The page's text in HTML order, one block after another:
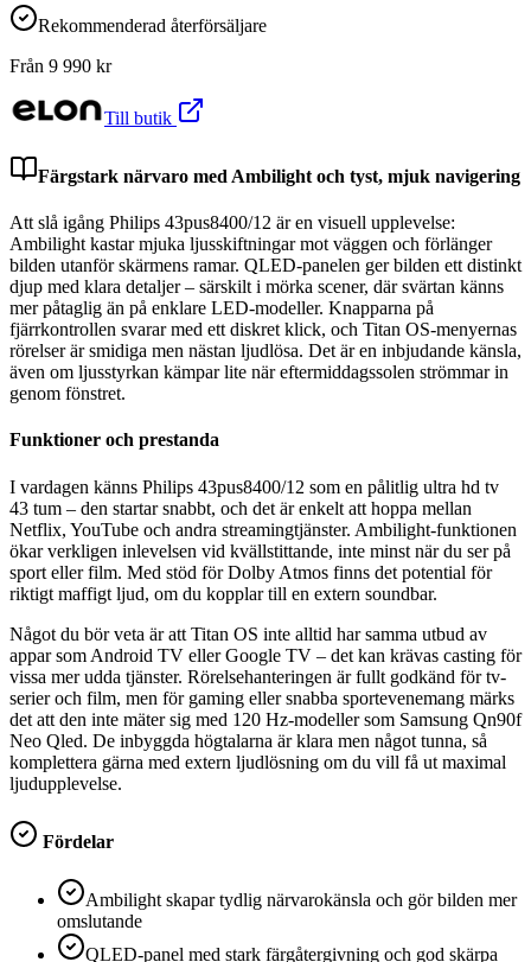
Rekommenderad återförsäljare
Från 9 990 kr
Till butik
Färgstark närvaro med Ambilight och tyst, mjuk navigering
Att slå igång Philips 43pus8400/12 är en visuell upplevelse:
Ambilight kastar mjuka ljusskiftningar mot väggen och förlänger
bilden utanför skärmens ramar. QLED-panelen ger bilden ett distinkt
djup med klara detaljer – särskilt i mörka scener, där svärtan känns
mer påtaglig än på enklare LED-modeller. Knapparna på
fjärrkontrollen svarar med ett diskret klick, och Titan OS-menyernas
rörelser är smidiga men nästan ljudlösa. Det är en inbjudande känsla,
även om ljusstyrkan kämpar lite när eftermiddagssolen strömmar in
genom fönstret.
Funktioner och prestanda
I vardagen känns Philips 43pus8400/12 som en pålitlig ultra hd tv
43 tum – den startar snabbt, och det är enkelt att hoppa mellan
Netflix, YouTube och andra streamingtjänster. Ambilight-funktionen
ökar verkligen inlevelsen vid kvällstittande, inte minst när du ser på
sport eller film. Med stöd för Dolby Atmos finns det potential för
riktigt maffigt ljud, om du kopplar till en extern soundbar.
Något du bör veta är att Titan OS inte alltid har samma utbud av
appar som Android TV eller Google TV – det kan krävas casting för
vissa mer udda tjänster. Rörelsehanteringen är fullt godkänd för tv-
serier och film, men för gaming eller snabba sportevenemang märks
det att den inte mäter sig med 120 Hz-modeller som Samsung Qn90f
Neo Qled. De inbyggda högtalarna är klara men något tunna, så
komplettera gärna med extern ljudlösning om du vill få ut maximal
ljudupplevelse.
Fördelar
Ambilight skapar tydlig närvarokänsla och gör bilden mer
omslutande
QLED-panel med stark färgåtergivning och god skärpa